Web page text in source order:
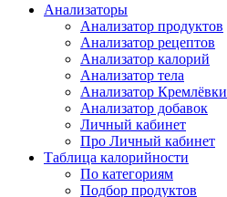
Анализаторы
Анализатор продуктов
Анализатор рецептов
Анализатор калорий
Анализатор тела
Анализатор Кремлёвки
Анализатор добавок
Личный кабинет
Про Личный кабинет
Таблица калорийности
По категориям
Подбор продуктов